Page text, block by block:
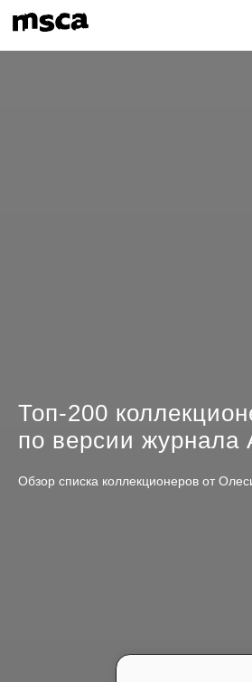
Топ‑200
по версии журнала
Обзор списка коллекционеров от